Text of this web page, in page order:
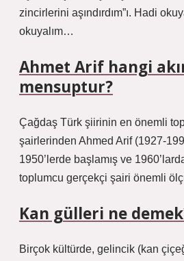
zincirlerini aşındırdım”ı. Hadi
okuyalım…
Ahmet Arif hangi
mensuptur?
Çağdaş Türk şiirinin en önemli
şairlerinden Ahmed Arif (1927-
1950’lerde başlamış ve
toplumcu gerçekçi şairi önemli
Kan gülleri ne
Birçok kültürde, gelincik (kan